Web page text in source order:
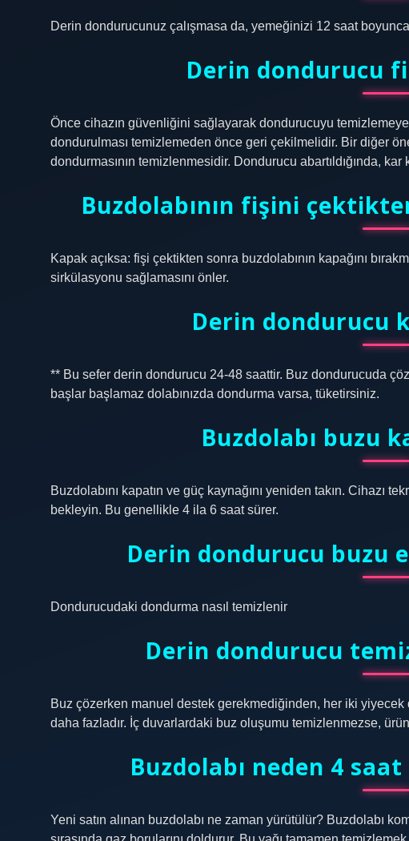
Derin dondurucunuz çalışmasa da, yemeğinizi 12 saat
Derin dondurucu
Önce cihazın güvenliğini sağlayarak dondurucuyu
dondurulması temizlemeden önce geri çekilmelidir. Bir diğer
dondurmasının temizlenmesidir. Dondurucu abartıldığında, kar
Buzdolabının fişini
Kapak açıksa: fişi çektikten sonra buzdolabının kapağını
sirkülasyonu sağlamasını önler.
Derin dondurucu
** Bu sefer derin dondurucu 24-48 saattir. Buz dondurucuda
başlar başlamaz dolabınızda dondurma varsa, tüketirsiniz.
Buzdolabı buzu
Buzdolabını kapatın ve güç kaynağını yeniden takın. Cihazı
bekleyin. Bu genellikle 4 ila 6 saat sürer.
Derin dondurucu buzu
Dondurucudaki dondurma nasıl temizlenir
Derin dondurucu
Buz çözerken manuel destek gerekmediğinden, her iki
daha fazladır. İç duvarlardaki buz oluşumu temizlenmezse,
Buzdolabı neden 4 saat
Yeni satın alınan buzdolabı ne zaman yürütülür? Buzdolabı